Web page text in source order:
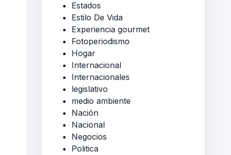
Estados
Estilo De Vida
Experiencia gourmet
Fotoperiodismo
Hogar
Internacional
Internacionales
legislativo
medio ambiente
Nación
Nacional
Negocios
Politica